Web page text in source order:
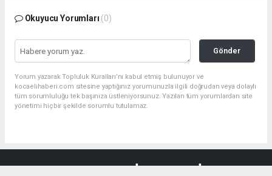
Okuyucu Yorumları (0)
Gönder
Yorum yazarak Topluluk Kuralları’nı kabul etmiş bulunuyor ve
kocaelihaberi.com sitesine yaptığınız yorumunuzla ilgili doğrudan veya dolaylı
tüm sorumluluğu tek başınıza üstleniyorsunuz. Yazılan tüm yorumlardan site
yönetimi hiçbir şekilde sorumlu tutulamaz.